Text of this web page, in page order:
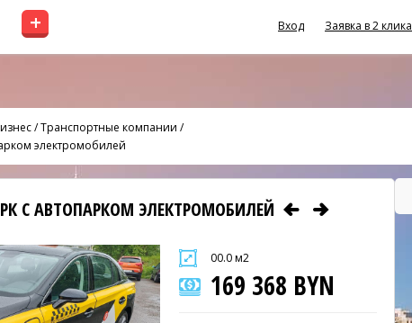
+ Вход Заявка в 2 клика
/Транспортные компании /
электромобилей
С АВТОПАРКОМ ЭЛЕКТРОМОБИЛЕЙ
00.0 м2
169 368 BYN